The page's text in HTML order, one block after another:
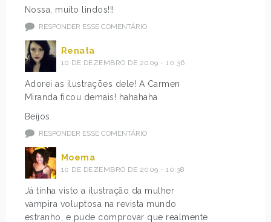
Nossa, muito lindos!!!
RESPONDER ESSE COMENTÁRIO
Renata
10 DE DEZEMBRO DE 2009 - 10:36
Adorei as ilustrações dele! A Carmen
Miranda ficou demais! hahahaha
Beijos
RESPONDER ESSE COMENTÁRIO
Moema
10 DE DEZEMBRO DE 2009 - 10:38
Já tinha visto a ilustração da mulher
vampira voluptosa na revista mundo
estranho, e pude comprovar que realmente